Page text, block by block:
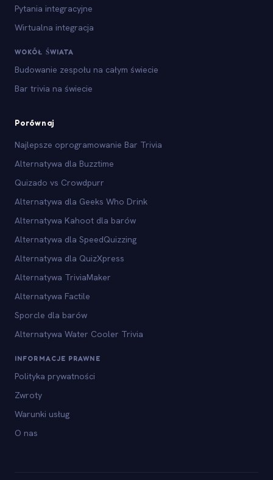
Pytania integracyjne
Wirtualna integracja
WOKÓŁ ŚWIATA
Budowanie zespołu na całym świecie
Bar trivia na świecie
Porównaj
Najlepsze oprogramowanie Bar Trivia
Alternatywa dla Buzztime
Quizado vs Crowdpurr
Alternatywa dla Geeks Who Drink
Alternatywa Kahoot dla barów
Alternatywa dla SpeedQuizzing
Alternatywa dla QuizXpress
Alternatywa TriviaMaker
Alternatywa Factile
Sporcle dla barów
Alternatywa Water Cooler Trivia
INFORMACJE PRAWNE
Polityka prywatności
Zwroty
Warunki usług
O nas